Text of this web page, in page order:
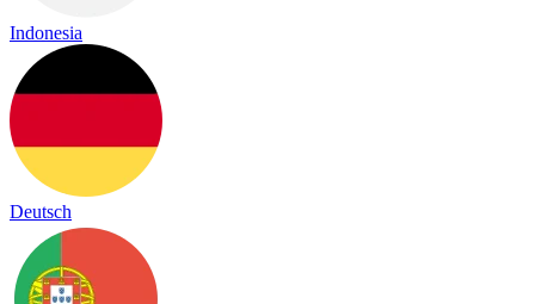
Indonesia
Deutsch